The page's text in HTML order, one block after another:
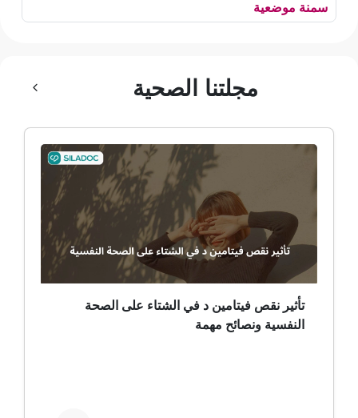
سمنة موضعية
ألم وعائي وجهي
ضمور عصبي ألمي
حساسية
ثعلبة
ألزهايمر (مرض)
مجلتنا الصحية
تأثير نقص فيتامين د في الشتاء على الصحة
النفسية ونصائح مهمة